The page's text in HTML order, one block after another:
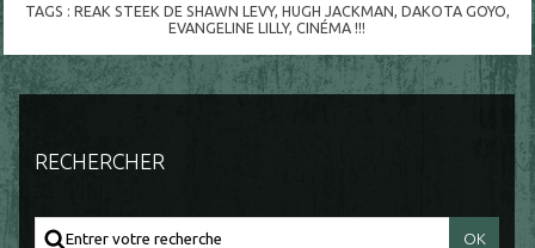
TAGS : REAK STEEK DE SHAWN LEVY, HUGH JACKMAN DAKOTA GOYO
EVANGELINE LILLY,CINÉMA !!!
RECHERCHER